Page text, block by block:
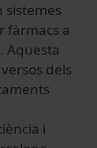
sistemes
fàrmacs a
Aquesta
dels
i